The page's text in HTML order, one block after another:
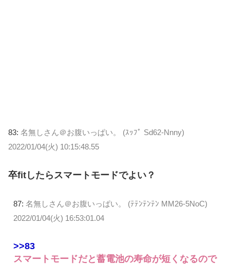
83: 名無しさん＠お腹いっぱい。 (ｽｯﾌﾟ Sd62-Nnny)
2022/01/04(火) 10:15:48.55
卒fitしたらスマートモードでよい？
87: 名無しさん＠お腹いっぱい。 (ﾃﾃﾝﾃﾝﾃﾝ MM26-5NoC)
2022/01/04(火) 16:53:01.04
>>83
スマートモードだと蓄電池の寿命が短くなるので